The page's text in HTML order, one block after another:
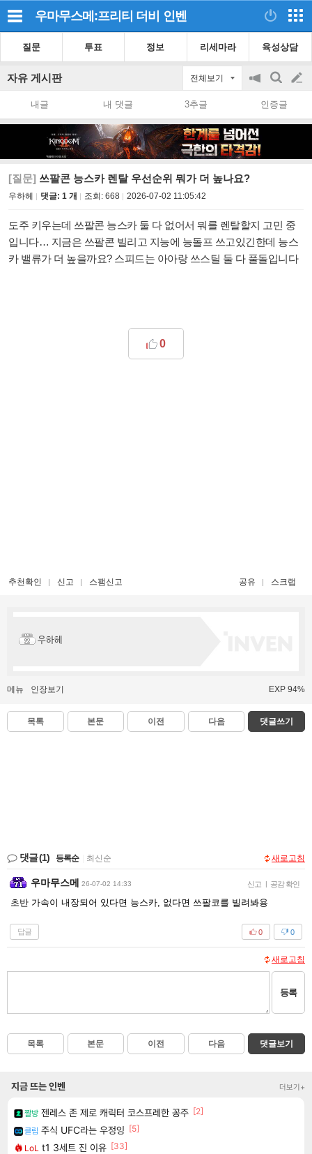
우마무스메:프리티 더비 인벤
질문 투표 정보 리세마라 육성상담
자유 게시판 전체보기
공
on/off
검
색
글
쓰
내글 내 댓글 3추글 인증글
[질문] 쓰팔콘 능스카 렌탈 우선순위 뭐가 더 높나요?
우하헤 댓글: 1 개 조회: 668 2026-07-02 11:05:42
도주 키우는데 쓰팔콘 능스카 둘 다 없어서 뭐를 렌탈할지 고민 중
입니다… 지금은 쓰팔콘 빌리고 지능에 능돌프 쓰고있긴한데 능스
카 밸류가 더 높을까요? 스피드는 아아랑 쓰스틸 둘 다 풀돌입니다
0
추천확인 신고 스팸신고 공유 스크랩
우하헤
메뉴 인장보기 EXP 94%
목록 본문 이전 다음 댓글쓰기
댓글(1) 등록순 최신순 새로고침
우마무스메 26-07-02 14:33 신고 | 공감 확인
초반 가속이 내장되어 있다면 능스카, 없다면 쓰팔코를 빌려봐용
답글 0
0
새로고침
등록
목록 본문 이전 다음 댓글보기
지금 뜨는 인벤 더보기+
짤방 젠레스 존 제로 캐릭터 코스프레한 꽁주 [2]
클립 주식 UFC라는 우정잉 [5]
LoL t1 3세트 진 이유 [33]